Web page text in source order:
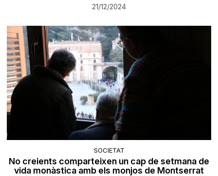
21/12/2024
SOCIETAT
No creients comparteixen un cap de setmana de
vida monàstica amb els monjos de Montserrat